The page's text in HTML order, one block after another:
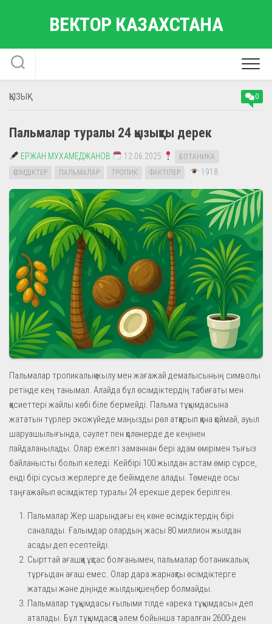
ВЕКТОР КАЗАХСТАНА
ҚЫЗЫҚ 0
Пальмалар туралы 24 қызықты дерек
ЕРЖАН МУХАМЕДЖАНОВ 12.06.2025
БОТАНИКА
ӨСІМДІКТЕР
ПАЛЬМАЛАР ТРОПИК ФАКТІЛЕР 1918
Пальмалар тропикалық жылу мен жағажай демалысының символы
ретінде кең танымал. Алайда бұл өсімдіктердің табиғаты мен
қасиеттері жайлы көбі біле бермейді. Пальма тұқымдасына
жататын түрлер экожүйеде маңызды рөл атқарып қана қоймай, ауыл
шаруашылығында, сәулет пен қолөнерде де кеңінен
пайдаланылады. Олар ежелгі заманнан бері адам өмірімен тығыз
байланысты болып келеді. Кейбірі 100 жылдан астам өмір сүрсе,
енді бірі сусыз жерлерге де бейімделе алады. Төменде осы
таңғажайып өсімдіктер туралы 24 ерекше дерек берілген.
Пальмалар Жер шарындағы ең көне өсімдіктердің бірі
саналады. Ғалымдар олардың жасы 80 миллион жылдан
асады деп есептейді.
Сырттай ағашқа ұқсас болғанымен, пальмалар ботаникалық
тұрғыдан ағаш емес. Олар дара жарнақты өсімдіктерге
жатады және діңінде жылдық шеңбер болмайды.
Пальмалар тұқымдасы ғылыми тілде «арека тұқымдасы» деп
аталады. Бұл тұқымдасқа әлем бойынша таралған 2600-ден